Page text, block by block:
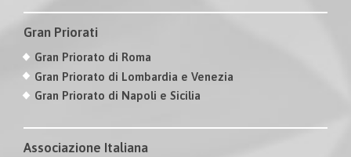
Gran Priorati
Gran Priorato di Roma
Gran Priorato di Lombardia e Venezia
Gran Priorato di Napoli e Sicilia
Associazione Italiana